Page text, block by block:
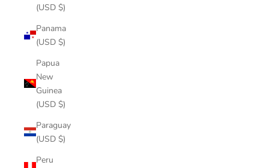
(USD $)
Panama
(USD $)
Papua
New
Guinea
(USD $)
Paraguay
(USD $)
Peru